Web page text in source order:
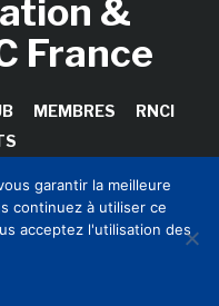
&
France
MEMBRES
RNCI
Culture CLIC France /
garantir la meilleure
continuez à utiliser ce
acceptez l'utilisation des